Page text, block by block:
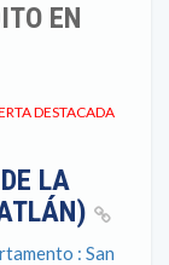
EN
DESTACADA
LA
: San